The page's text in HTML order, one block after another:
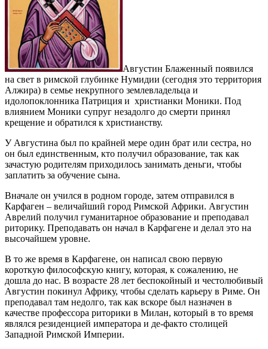
Августин Блаженный появился
на свет в римской глубинке Нумидии (сегодня это территория
Алжира) в семье некрупного землевладельца и
идолопоклонника Патриция и христианки Моники. Под
влиянием Моники супруг незадолго до смерти принял
крещение и обратился к христианству.
У Августина был по крайней мере один брат или сестра, но
он был единственным, кто получил образование, так как
зачастую родителям приходилось занимать деньги, чтобы
заплатить за обучение сына.
Вначале он учился в родном городе, затем отправился в
Карфаген – величайший город Римской Африки. Августин
Аврелий получил гуманитарное образование и преподавал
риторику. Преподавать он начал в Карфагене и делал это на
высочайшем уровне.
В то же время в Карфагене, он написал свою первую
короткую философскую книгу, которая, к сожалению, не
дошла до нас. В возрасте 28 лет беспокойный и честолюбивый
Августин покинул Африку, чтобы сделать карьеру в Риме. Он
преподавал там недолго, так как вскоре был назначен в
качестве профессора риторики в Милан, который в то время
являлся резиденцией императора и де-факто столицей
Западной Римской Империи.